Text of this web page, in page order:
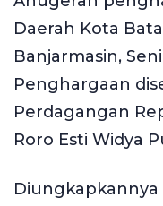
Daerah Kota
Banjarmasin,
Penghargaan
Perdagangan
Roro Esti Widya